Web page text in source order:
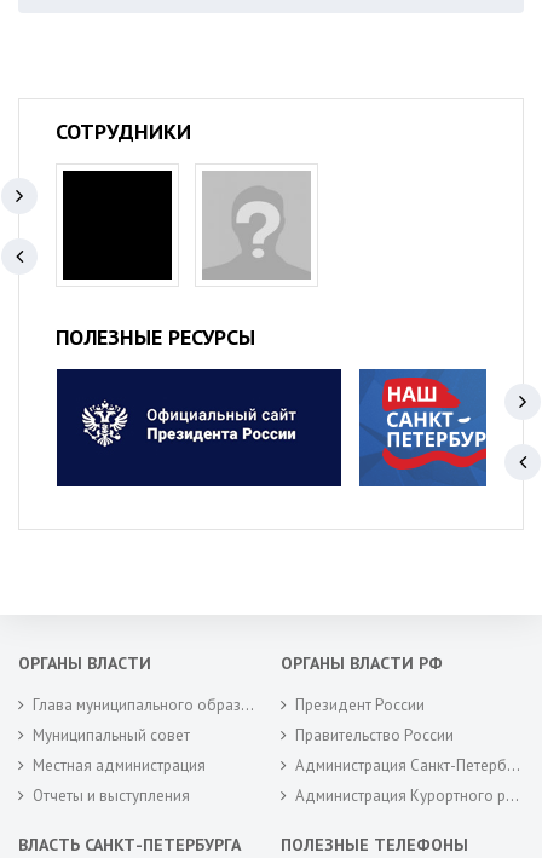
СОТРУДНИКИ
ПОЛЕЗНЫЕ РЕСУРСЫ
ОРГАНЫ ВЛАСТИ
Глава муниципального образования
Муниципальный совет
Местная администрация
Отчеты и выступления
ОРГАНЫ ВЛАСТИ РФ
Президент России
Правительство России
Администрация Санкт-Петербурга
Администрация Курортного района Санкт-Петербурга
ВЛАСТЬ САНКТ-ПЕТЕРБУРГА ПОЛЕЗНЫЕ ТЕЛЕФОНЫ